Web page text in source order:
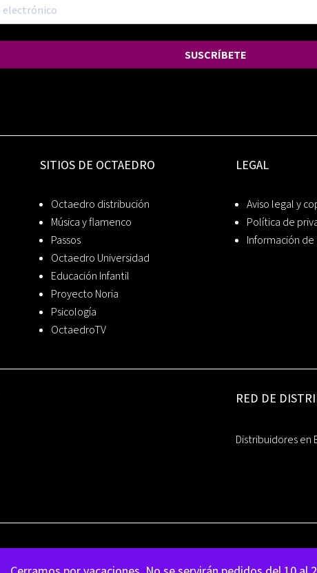
SUSCRÍBETE
SITIOS DE OCTAEDRO
Octaedro distribución
Música y flamenco
Passos
Octaedro Universidad
Educación Infantil
Proyecto Noria
Psicología
OctaedroTV
LEGAL
Aviso legal y
Política de
Información
RED DE
Distribuidores en